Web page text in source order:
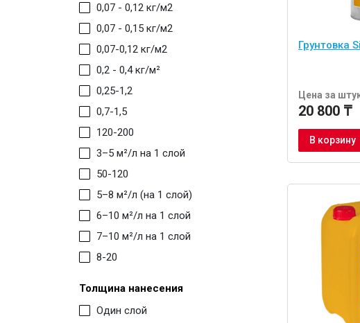
0,07 - 0,12 кг/м2
0,07 - 0,15 кг/м2
0,07-0,12 кг/м2
0,2 - 0,4 кг/м²
0,25-1,2
0,7-1,5
120-200
3–5 м²/л на 1 слой
50-120
5–8 м²/л (на 1 слой)
6–10 м²/л на 1 слой
7–10 м²/л на 1 слой
8-20
Толщина нанесения
Один слой
Грунтовка
Цена за
20 800 ₸
В корзину